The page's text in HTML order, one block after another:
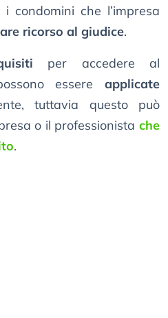
condomini che l’impresa
ricorso al giudice.
per accedere al
essere applicate
tuttavia questo può
o il professionista che
.